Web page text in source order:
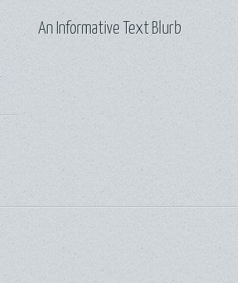
An Informative Text Blurb